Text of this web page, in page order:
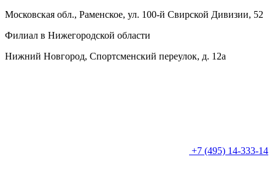
Московская обл., Раменское, ул. 100-й Свирской Дивизии, 52
Филиал в Нижегородской области
Нижний Новгород, Спортсменский переулок, д. 12а
+7 (495) 14-333-14